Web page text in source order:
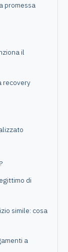
promessa
il
recovery
di
simile: cosa
a